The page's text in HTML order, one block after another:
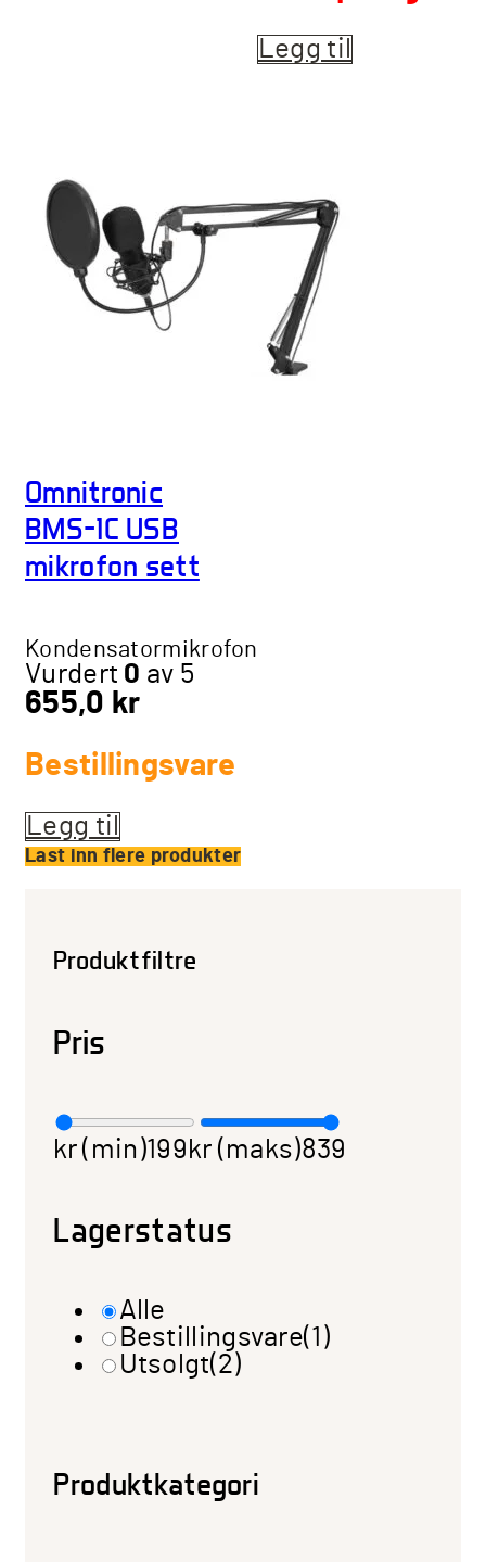
Legg til
Omnitronic
BMS-1C USB
mikrofon sett
Kondensatormikrofon
Vurdert 0 av 5
655,0 kr
Bestillingsvare
Legg til
Last inn flere produkter
Produktfiltre
Pris
kr (min)199 kr (maks)839
Lagerstatus
Alle
Bestillingsvare(1)
Utsolgt(2)
Produktkategori